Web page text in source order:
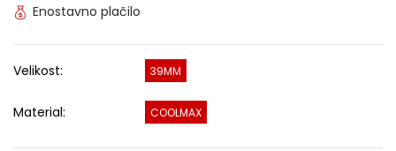
Enostavno plačilo
Velikost: 39MM
Material: COOLMAX